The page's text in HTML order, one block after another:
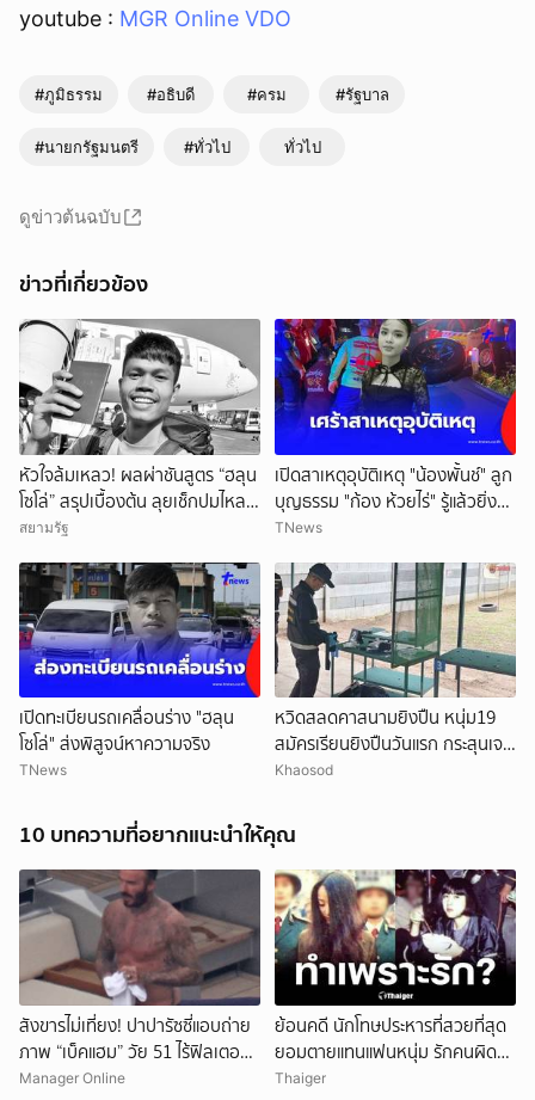
youtube : MGR Online VDO
#ภูมิธรรม #อธิบดี #ครม #รัฐบาล
#นายกรัฐมนตรี #ทั่วไป ทั่วไป
ดูข่าวต้นฉบับ
ข่าวที่เกี่ยวข้อง
หัวใจล้มเหลว! ผลผ่าชันสูตร “ฮลุน
โซโล่” สรุปเบื้องต้น ลุยเช็กปมไหล
ตาย ยังไม่ตัดทิ้งสารพิษ
สยามรัฐ
เปิดสาเหตุอุบัติเหตุ "น้องพั้นช์" ลูก
บุญธรรม "ก้อง ห้วยไร่" รู้แล้วยิ่ง
สลดใจ
TNews
เปิดทะเบียนรถเคลื่อนร่าง "ฮลุน
โซโล่" ส่งพิสูจน์หาความจริง
TNews
หวิดสลดคาสนามยิงปืน หนุ่ม19
สมัครเรียนยิงปืนวันแรก กระสุนเจาะ
ท้ายทอย เร่งยื้อชีวิต
Khaosod
10 บทความที่อยากแนะนำให้คุณ
สังขารไม่เที่ยง! ปาปารัซซี่แอบถ่าย
ภาพ “เบ็คแฮม” วัย 51 ไร้ฟิลเตอร์
เผยให้เห็นผมบาง-ศีรษะล้าน
Manager Online
ย้อนคดี นักโทษประหารที่สวยที่สุด
ยอมตายแทนแฟนหนุ่ม รักคนผิด
ชีวิตดิ่งเหว
Thaiger
ยกเลิก